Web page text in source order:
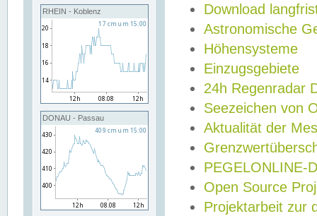
RHEIN - Koblenz
DONAU - Passau
Download
Astronomische
Höhensysteme
Einzugsgebiete
24h Regenradar
Seezeichen von
Aktualität der
PEGELONLINE-
Open Source
Projektarbeit zur